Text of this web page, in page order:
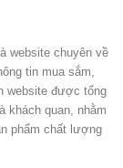
website chuyên về
tin mua sắm,
website được tổng
khách quan, nhằm
phẩm chất lượng